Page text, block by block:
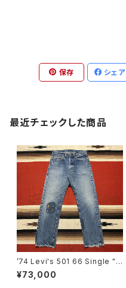
保存 シェア
最近チェックした商品
’74 Levi's 501 66 Single "C
ustom" W33
¥73,000